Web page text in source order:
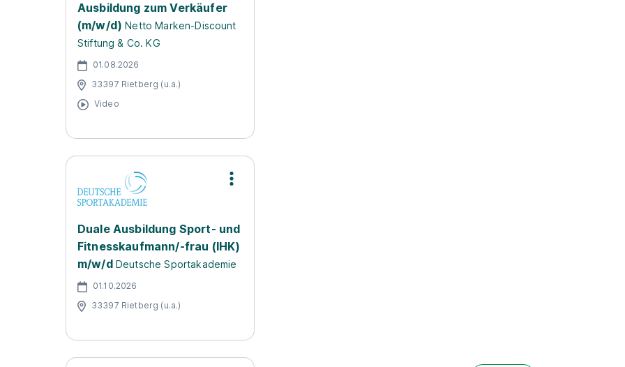
Ausbildung zum Verkäufer
(m/w/d) Netto Marken-Discount
Stiftung & Co. KG
01.08.2026
33397 Rietberg (u.a.)
Video
Duale Ausbildung Sport- und
Fitnesskaufmann/-frau (IHK)
m/w/d Deutsche Sportakademie
01.10.2026
33397 Rietberg (u.a.)